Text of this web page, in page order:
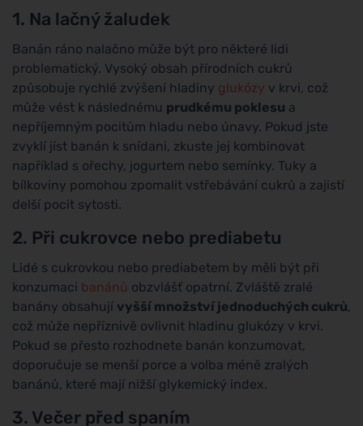
1. Na lačný žaludek
Banán ráno nalačno může být pro některé lidi
problematický. Vysoký obsah přírodních cukrů
způsobuje rychlé zvýšení hladiny glukózy v krvi, což
může vést k následnému prudkému poklesu a
nepříjemným pocitům hladu nebo únavy. Pokud jste
zvyklí jíst banán k snídani, zkuste jej kombinovat
například s ořechy, jogurtem nebo semínky. Tuky a
bílkoviny pomohou zpomalit vstřebávání cukrů a zajistí
delší pocit sytosti.
2. Při cukrovce nebo prediabetu
Lidé s cukrovkou nebo prediabetem by měli být při
konzumaci banánů obzvlášť opatrní. Zvláště zralé
banány obsahují vyšší množství jednoduchých cukrů,
což může nepříznivě ovlivnit hladinu glukózy v krvi.
Pokud se přesto rozhodnete banán konzumovat,
doporučuje se menší porce a volba méně zralých
banánů, které mají nižší glykemický index.
3. Večer před spaním